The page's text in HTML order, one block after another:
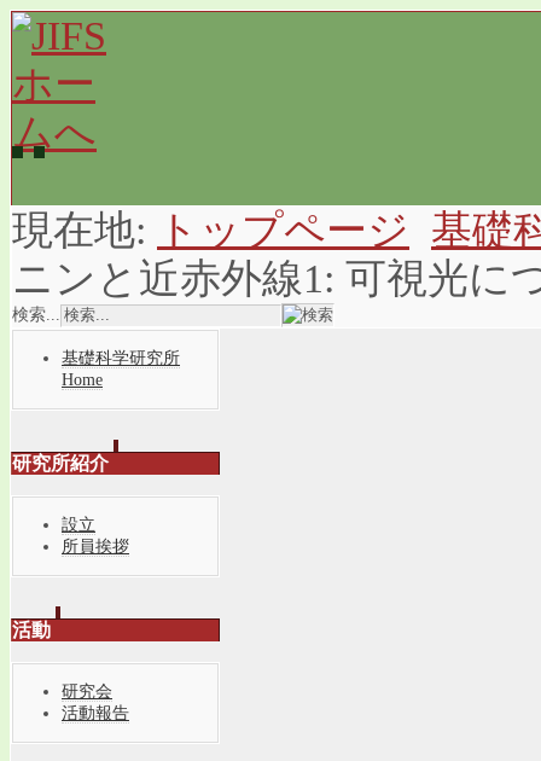
現在地: トップページ 基礎
ニンと近赤外線1: 可視光に
検索...
基礎科学研究所
Home
研究所紹介
設立
所員挨拶
活動
研究会
活動報告